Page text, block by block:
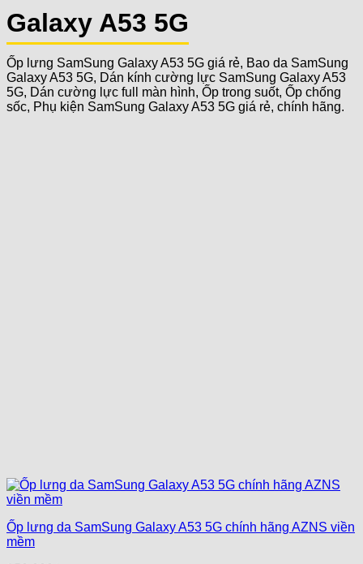
Galaxy A53 5G
Ốp lưng SamSung Galaxy A53 5G giá rẻ, Bao da SamSung
Galaxy A53 5G, Dán kính cường lực SamSung Galaxy A53
5G, Dán cường lực full màn hình, Ốp trong suốt, Ốp chống
sốc, Phụ kiện SamSung Galaxy A53 5G giá rẻ, chính hãng.
Ốp lưng da SamSung Galaxy A53 5G chính hãng AZNS viền
mềm